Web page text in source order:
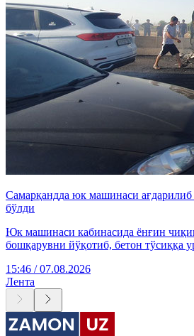
Самарқандда юк машинаси ағдарилиб
бўлди
Юк машинаси кабинасида ёнғин
бошқарувни йўқотиб, бетон тўсиққа
15:46 / 07.08.2026
Лента